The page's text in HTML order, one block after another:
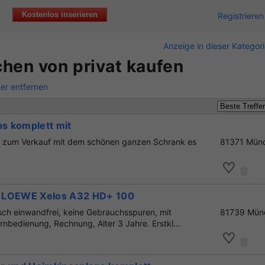
Kostenlos inserieren Registrieren
Anzeige in dieser
von privat kaufen
entfernen
komplett mit
zum Verkauf mit dem schönen ganzen Schrank es 81371
Xelos A32 HD+ 100
einwandfrei, keine Gebrauchsspuren, mit
Rechnung, Alter 3 Jahre. Erstkl...
81739